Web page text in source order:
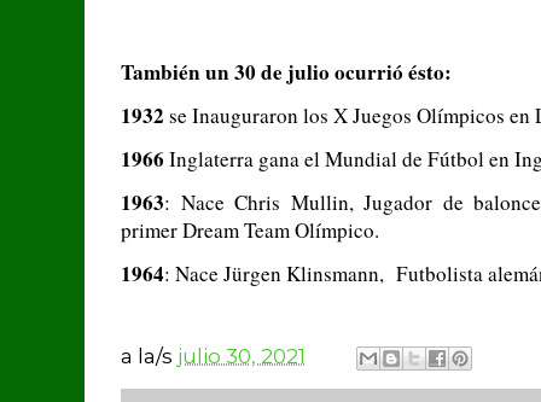
También un 30 de julio ocurrió ésto:
1932 se Inauguraron los X Juegos Olímpicos en
1966 Inglaterra gana el Mundial de Fútbol en
1963: Nace Chris Mullin, Jugador de
primer Dream Team Olímpico.
1964: Nace Jürgen Klinsmann, Futbolista
a la/s julio 30, 2021